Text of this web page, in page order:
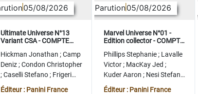
05/08/2026
Ultimate Universe N°13
Variant CSA - COMPTE
Hickman Jonathan ;Camp
Deniz;Condon Christopher
;Caselli Stefano; Frigeri
Juan
Éditeur : Panini France
Parution05/08/2026
Marvel Universe N°01 -
Edition collector - COMPTE
Phillips Stephanie; Lavalle
Victor; MacKay Jed ;
Kuder Aaron ; Nesi Stefano
;Lopez Alvaro
Éditeur : Panini France